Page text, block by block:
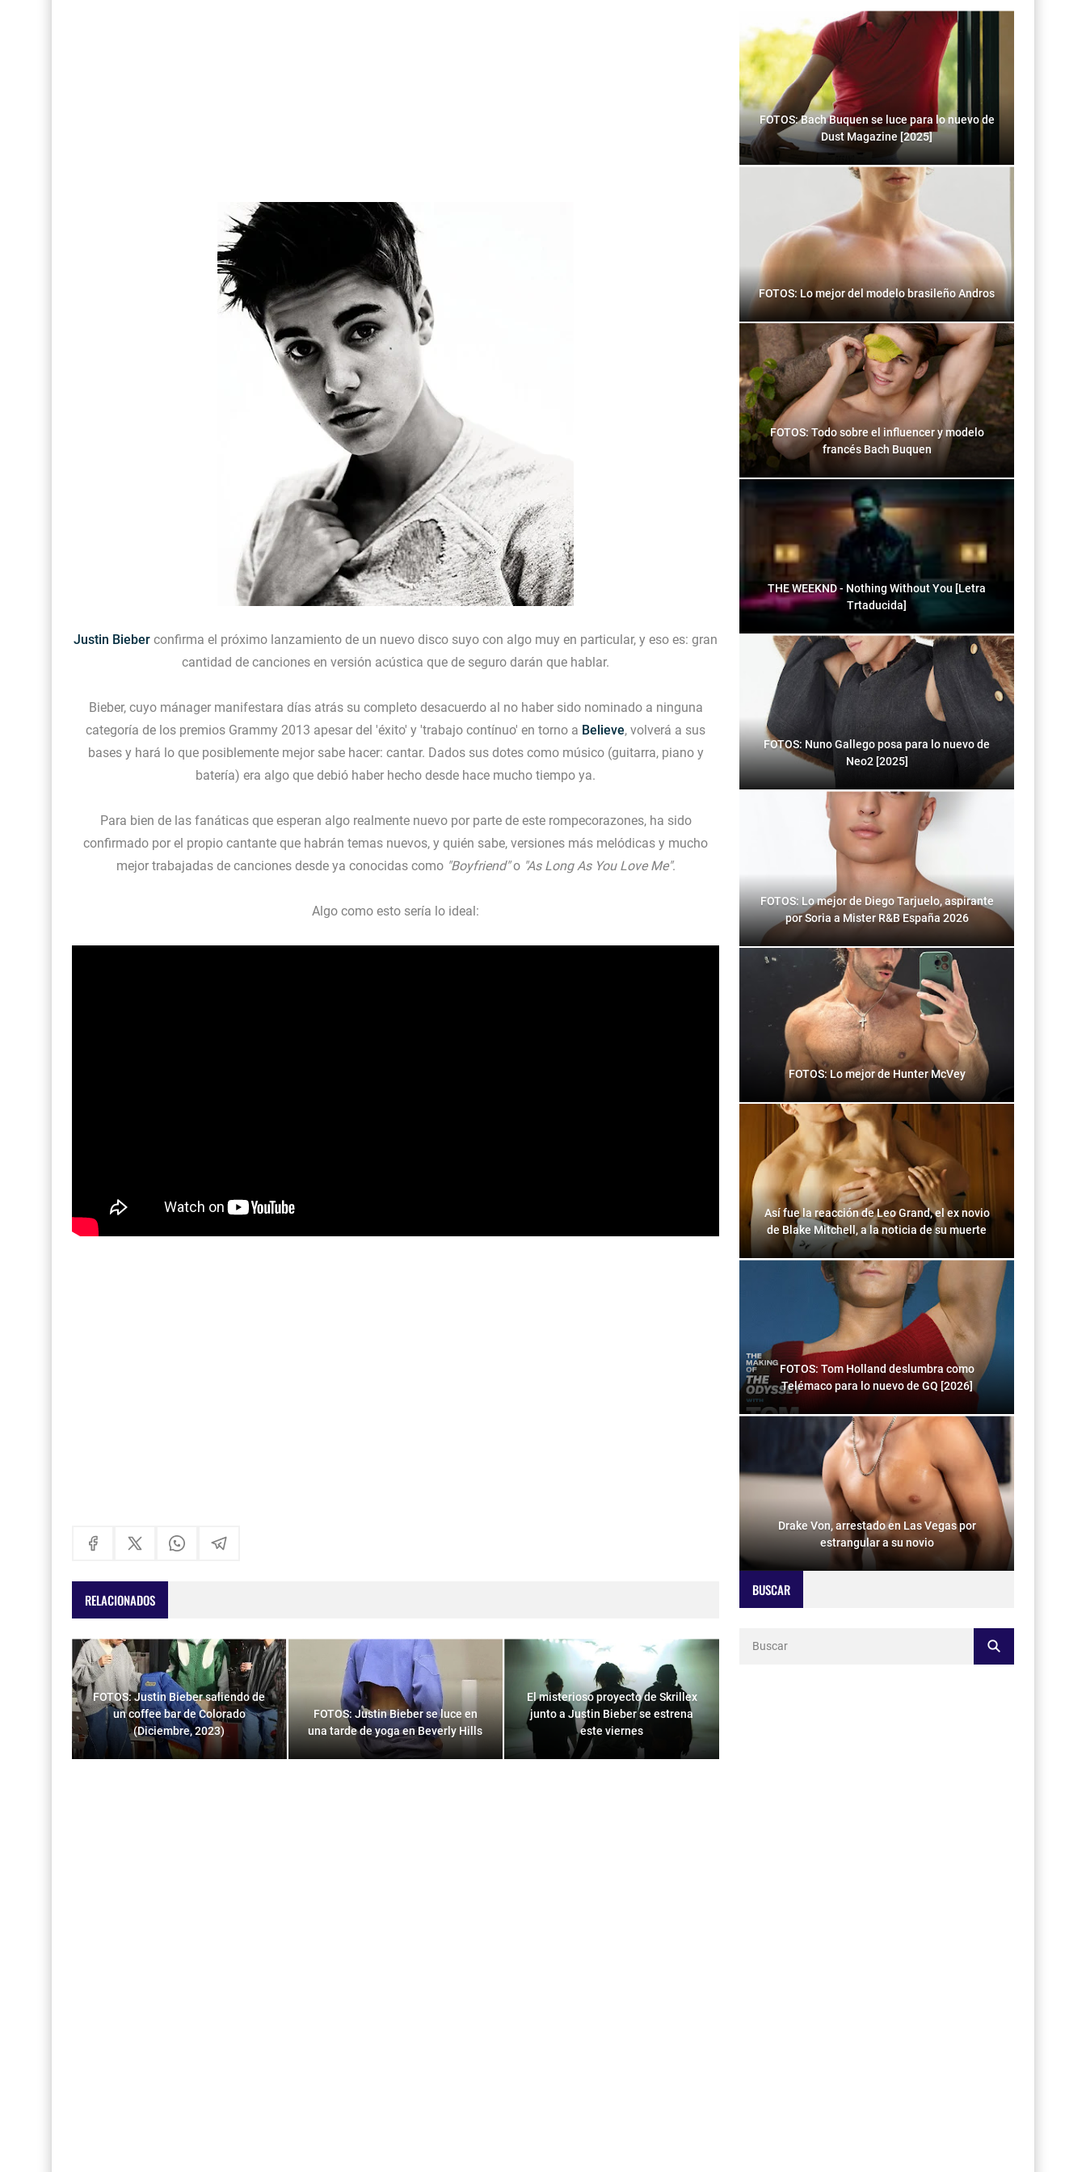
Justin Bieber confirma el próximo lanzamiento de un nuevo disco suyo con algo muy en particular, y eso es: gran
cantidad de canciones en versión acústica que de seguro darán que hablar.
Bieber, cuyo mánager manifestara días atrás su completo desacuerdo al no haber sido nominado a ninguna
categoría de los premios Grammy 2013 apesar del 'éxito' y 'trabajo contínuo' en torno a Believe, volverá a sus
bases y hará lo que posiblemente mejor sabe hacer: cantar. Dados sus dotes como músico (guitarra, piano y
batería) era algo que debió haber hecho desde hace mucho tiempo ya.
Para bien de las fanáticas que esperan algo realmente nuevo por parte de este rompecorazones, ha sido
confirmado por el propio cantante que habrán temas nuevos, y quién sabe, versiones más melódicas y mucho
mejor trabajadas de canciones desde ya conocidas como "Boyfriend"o "As Long As You Love Me".
Algo como esto sería lo ideal:
RELACIONADOS
FOTOS: Justin Bieber saliendo de
un coffee bar de Colorado
(Diciembre, 2023)
FOTOS: Justin Bieber se luce en
una tarde de yoga en Beverly Hills
El misterioso proyecto de Skrillex
junto a Justin Bieber se estrena
este viernes
FOTOS: Bach Buquen se luce para lo nuevo de
Dust Magazine [2025]
FOTOS: Lo mejor del modelo brasileño Andros
FOTOS: Todo sobre el influencer y modelo
francés Bach Buquen
THE WEEKND - Nothing Without You [Letra
Trtaducida]
FOTOS: Nuno Gallego posa para lo nuevo de
Neo2 [2025]
FOTOS: Lo mejor de Diego Tarjuelo, aspirante
por Soria a Mister R&B España 2026
FOTOS: Lo mejor de Hunter McVey
Así fue la reacción de Leo Grand, el ex novio
de Blake Mitchell, a la noticia de su muerte
FOTOS: Tom Holland deslumbra como
Telémaco para lo nuevo de GQ [2026]
Drake Von, arrestado en Las Vegas por
estrangular a su novio
BUSCAR